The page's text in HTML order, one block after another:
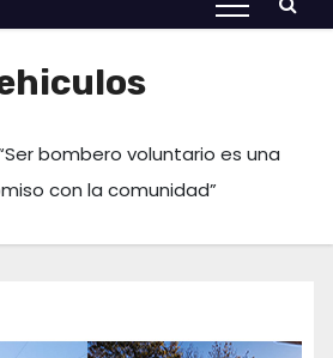
bombero voluntario es una
con la comunidad”